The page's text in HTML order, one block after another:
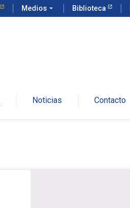
Medios arrow_drop_down Biblioteca
Noticias Contacto